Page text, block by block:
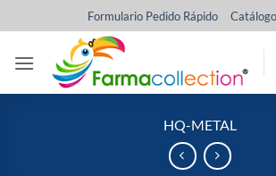
al
contenido
Formulario Pedido Rápido
HQ-METAL